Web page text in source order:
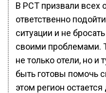
В РСТ призвали всех
ответственно
ситуации и не
своими проблемами.
не только отели, но
быть готовы помочь
этом регион